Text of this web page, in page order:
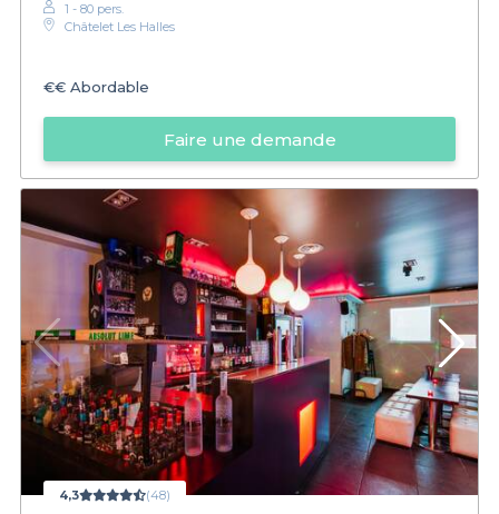
1 - 80 pers.
Châtelet Les Halles
€€ Abordable
Faire une demande
4,3 (48)